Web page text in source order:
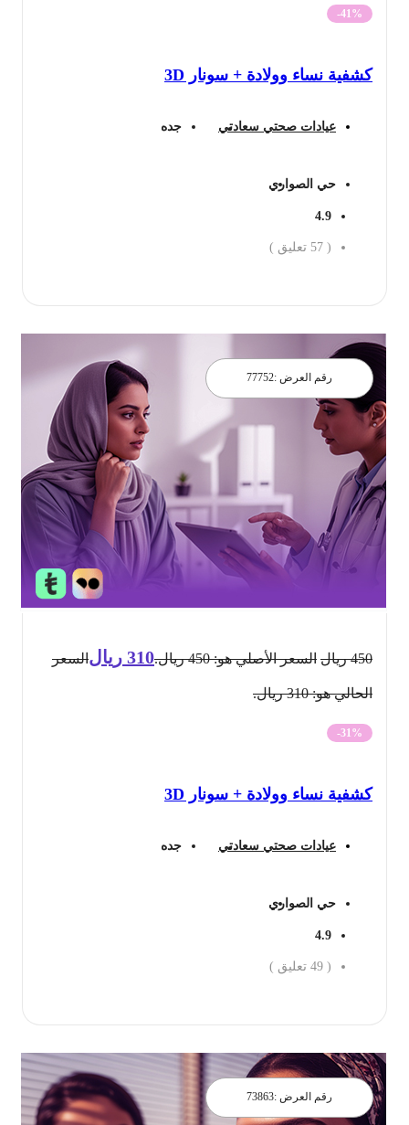
-41%
كشفية نساء وولادة + سونار 3D
عيادات صحتي سعادتي جده
حي الصواري
4.9
57 تعليق )
رقم العرض : 77752
ريال السعر الأصلي هو: 450 ريال. 310 ريالالسعر
الحالي هو: 310 ريال.
-31%
كشفية نساء وولادة + سونار 3D
عيادات صحتي سعادتي جده
حي الصواري
4.9
49 تعليق )
رقم العرض : 73863